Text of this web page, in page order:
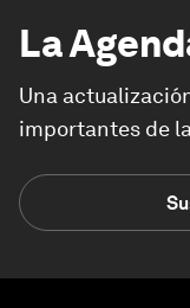
La
Una
importantes de